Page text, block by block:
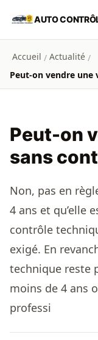
Aller au contenu
AUTO
Accueil / Actualité /
Peut-on
sans
Non, pas en
4 ans et qu’elle
contrôle
exigé. En
technique reste
moins de 4 ans
professi